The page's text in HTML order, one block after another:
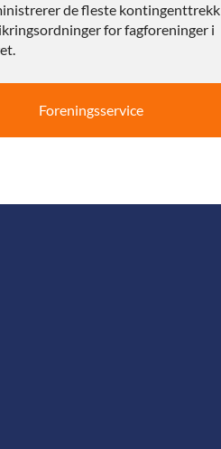
de fleste kontingenttrekk
for fagforeninger i
Foreningsservice